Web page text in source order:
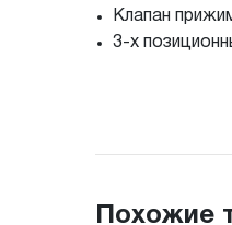
Клапан
3-х
Похожие